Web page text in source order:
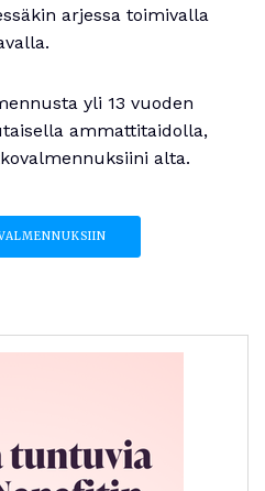
arjessa toimivalla
yli 13 vuoden
ammattitaidolla,
alta.